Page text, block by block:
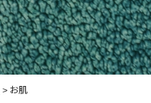
> お肌